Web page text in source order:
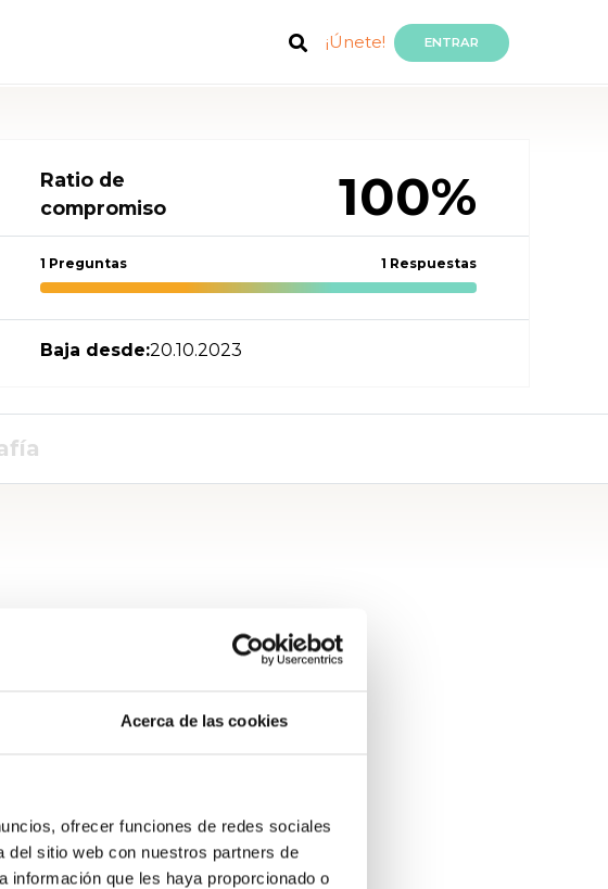
Acerca de las cookies
ofrecer funciones de redes sociales
del sitio web con nuestros partners de
información que les haya proporcionado o
¡Únete! ENTRAR
Ratio de
compromiso
100%
1 Preguntas 1 Respuestas
Baja desde:20.10.2023